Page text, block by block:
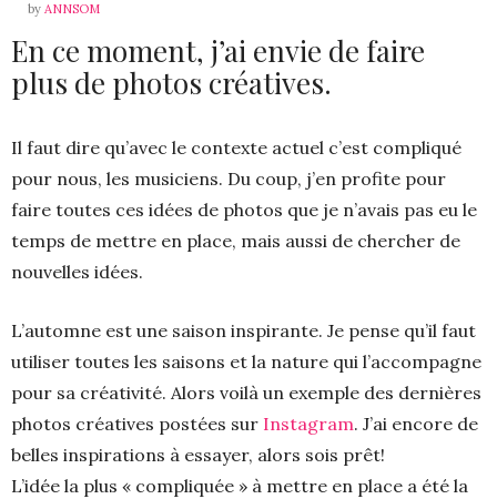
by ANNSOM
En ce moment, j’ai envie de faire
plus de photos créatives.
Il faut dire qu’avec le contexte actuel c’est compliqué
pour nous, les musiciens. Du coup, j’en profite pour
faire toutes ces idées de photos que je n’avais pas eu le
temps de mettre en place, mais aussi de chercher de
nouvelles idées.
L’automne est une saison inspirante. Je pense qu’il faut
utiliser toutes les saisons et la nature qui l’accompagne
pour sa créativité. Alors voilà un exemple des dernières
photos créatives postées sur Instagram. J’ai encore de
belles inspirations à essayer, alors sois prêt!
L’idée la plus « compliquée » à mettre en place a été la